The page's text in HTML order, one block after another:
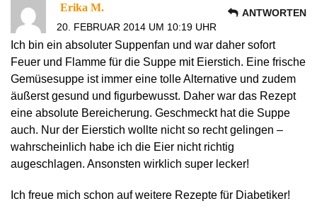
Erika M.
20. FEBRUAR 2014 UM 10:19 UHR
Ich bin ein absoluter Suppenfan und war daher sofort
Feuer und Flamme für die Suppe mit Eierstich. Eine frische
Gemüsesuppe ist immer eine tolle Alternative und zudem
äußerst gesund und figurbewusst. Daher war das Rezept
eine absolute Bereicherung. Geschmeckt hat die Suppe
auch. Nur der Eierstich wollte nicht so recht gelingen –
wahrscheinlich habe ich die Eier nicht richtig
augeschlagen. Ansonsten wirklich super lecker!
Ich freue mich schon auf weitere Rezepte für Diabetiker!
ANTWORTEN